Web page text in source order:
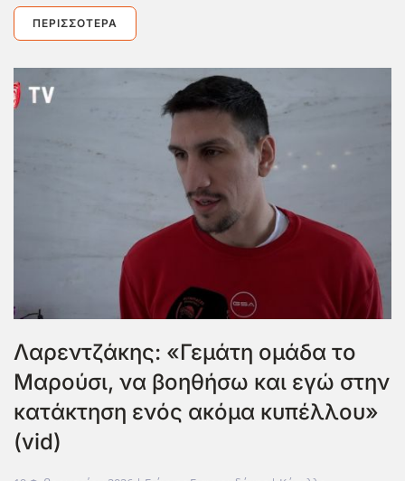
ΠΕΡΙΣΣΌΤΕΡΑ
Λαρεντζάκης: «Γεμάτη ομάδα το
Μαρούσι, να βοηθήσω και εγώ στην
κατάκτηση ενός ακόμα κυπέλλου»
(vid)